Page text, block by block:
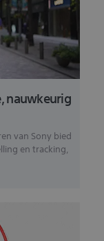
nauwkeurig
van Sony bied
en tracking,